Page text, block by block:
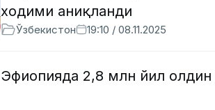
ходими аниқланди
Ўзбекистон 19:10 / 08.11.2025
Эфиопияда 2,8 млн йил